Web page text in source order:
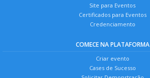
Site para Eventos
Certificados para Eventos
Credenciamento
COMECE NA PLATAFORMA
Criar evento
Cases de Sucesso